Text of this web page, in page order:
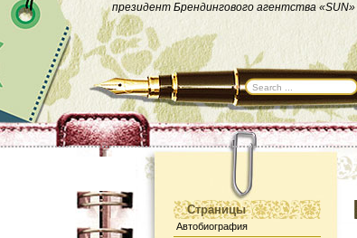
президент Брендингового агентства «SUN»
Страницы
Автобиография